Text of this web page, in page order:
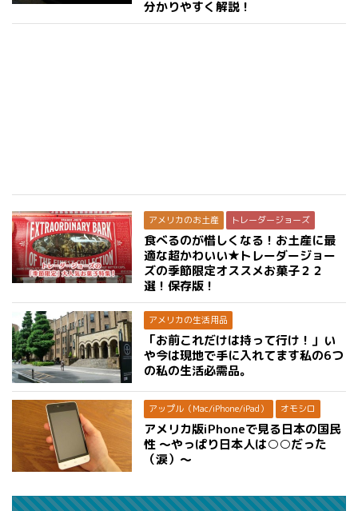
分かりやすく解説！
アメリカのお土産 トレーダージョーズ
食べるのが惜しくなる！お土産に最
適な超かわいい★トレーダージョー
ズの季節限定オススメお菓子２２
選！保存版！
アメリカの生活用品
「お前これだけは持って行け！」い
や今は現地で手に入れてます私の6つ
の私の生活必需品。
アップル（Mac/iPhone/iPad） オモシロ
アメリカ版iPhoneで見る日本の国民
性 〜やっぱり日本人は○○だった
（涙）〜